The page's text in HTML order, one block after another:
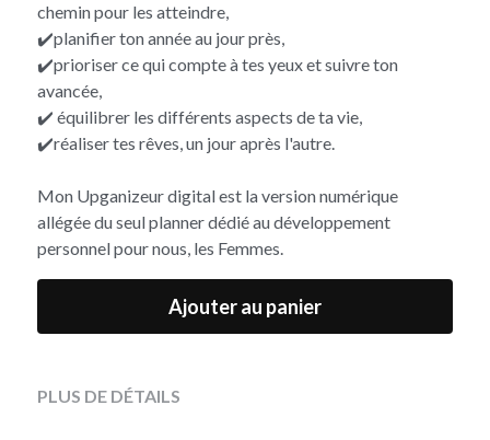
chemin pour les atteindre,
✔️planifier ton année au jour près,
✔️prioriser ce qui compte à tes yeux et suivre ton
avancée,
✔️ équilibrer les différents aspects de ta vie,
✔️réaliser tes rêves, un jour après l'autre.
Mon Upganizeur digital est la version numérique
allégée du seul planner dédié au développement
personnel pour nous, les Femmes.
Ajouter au panier
PLUS DE DÉTAILS